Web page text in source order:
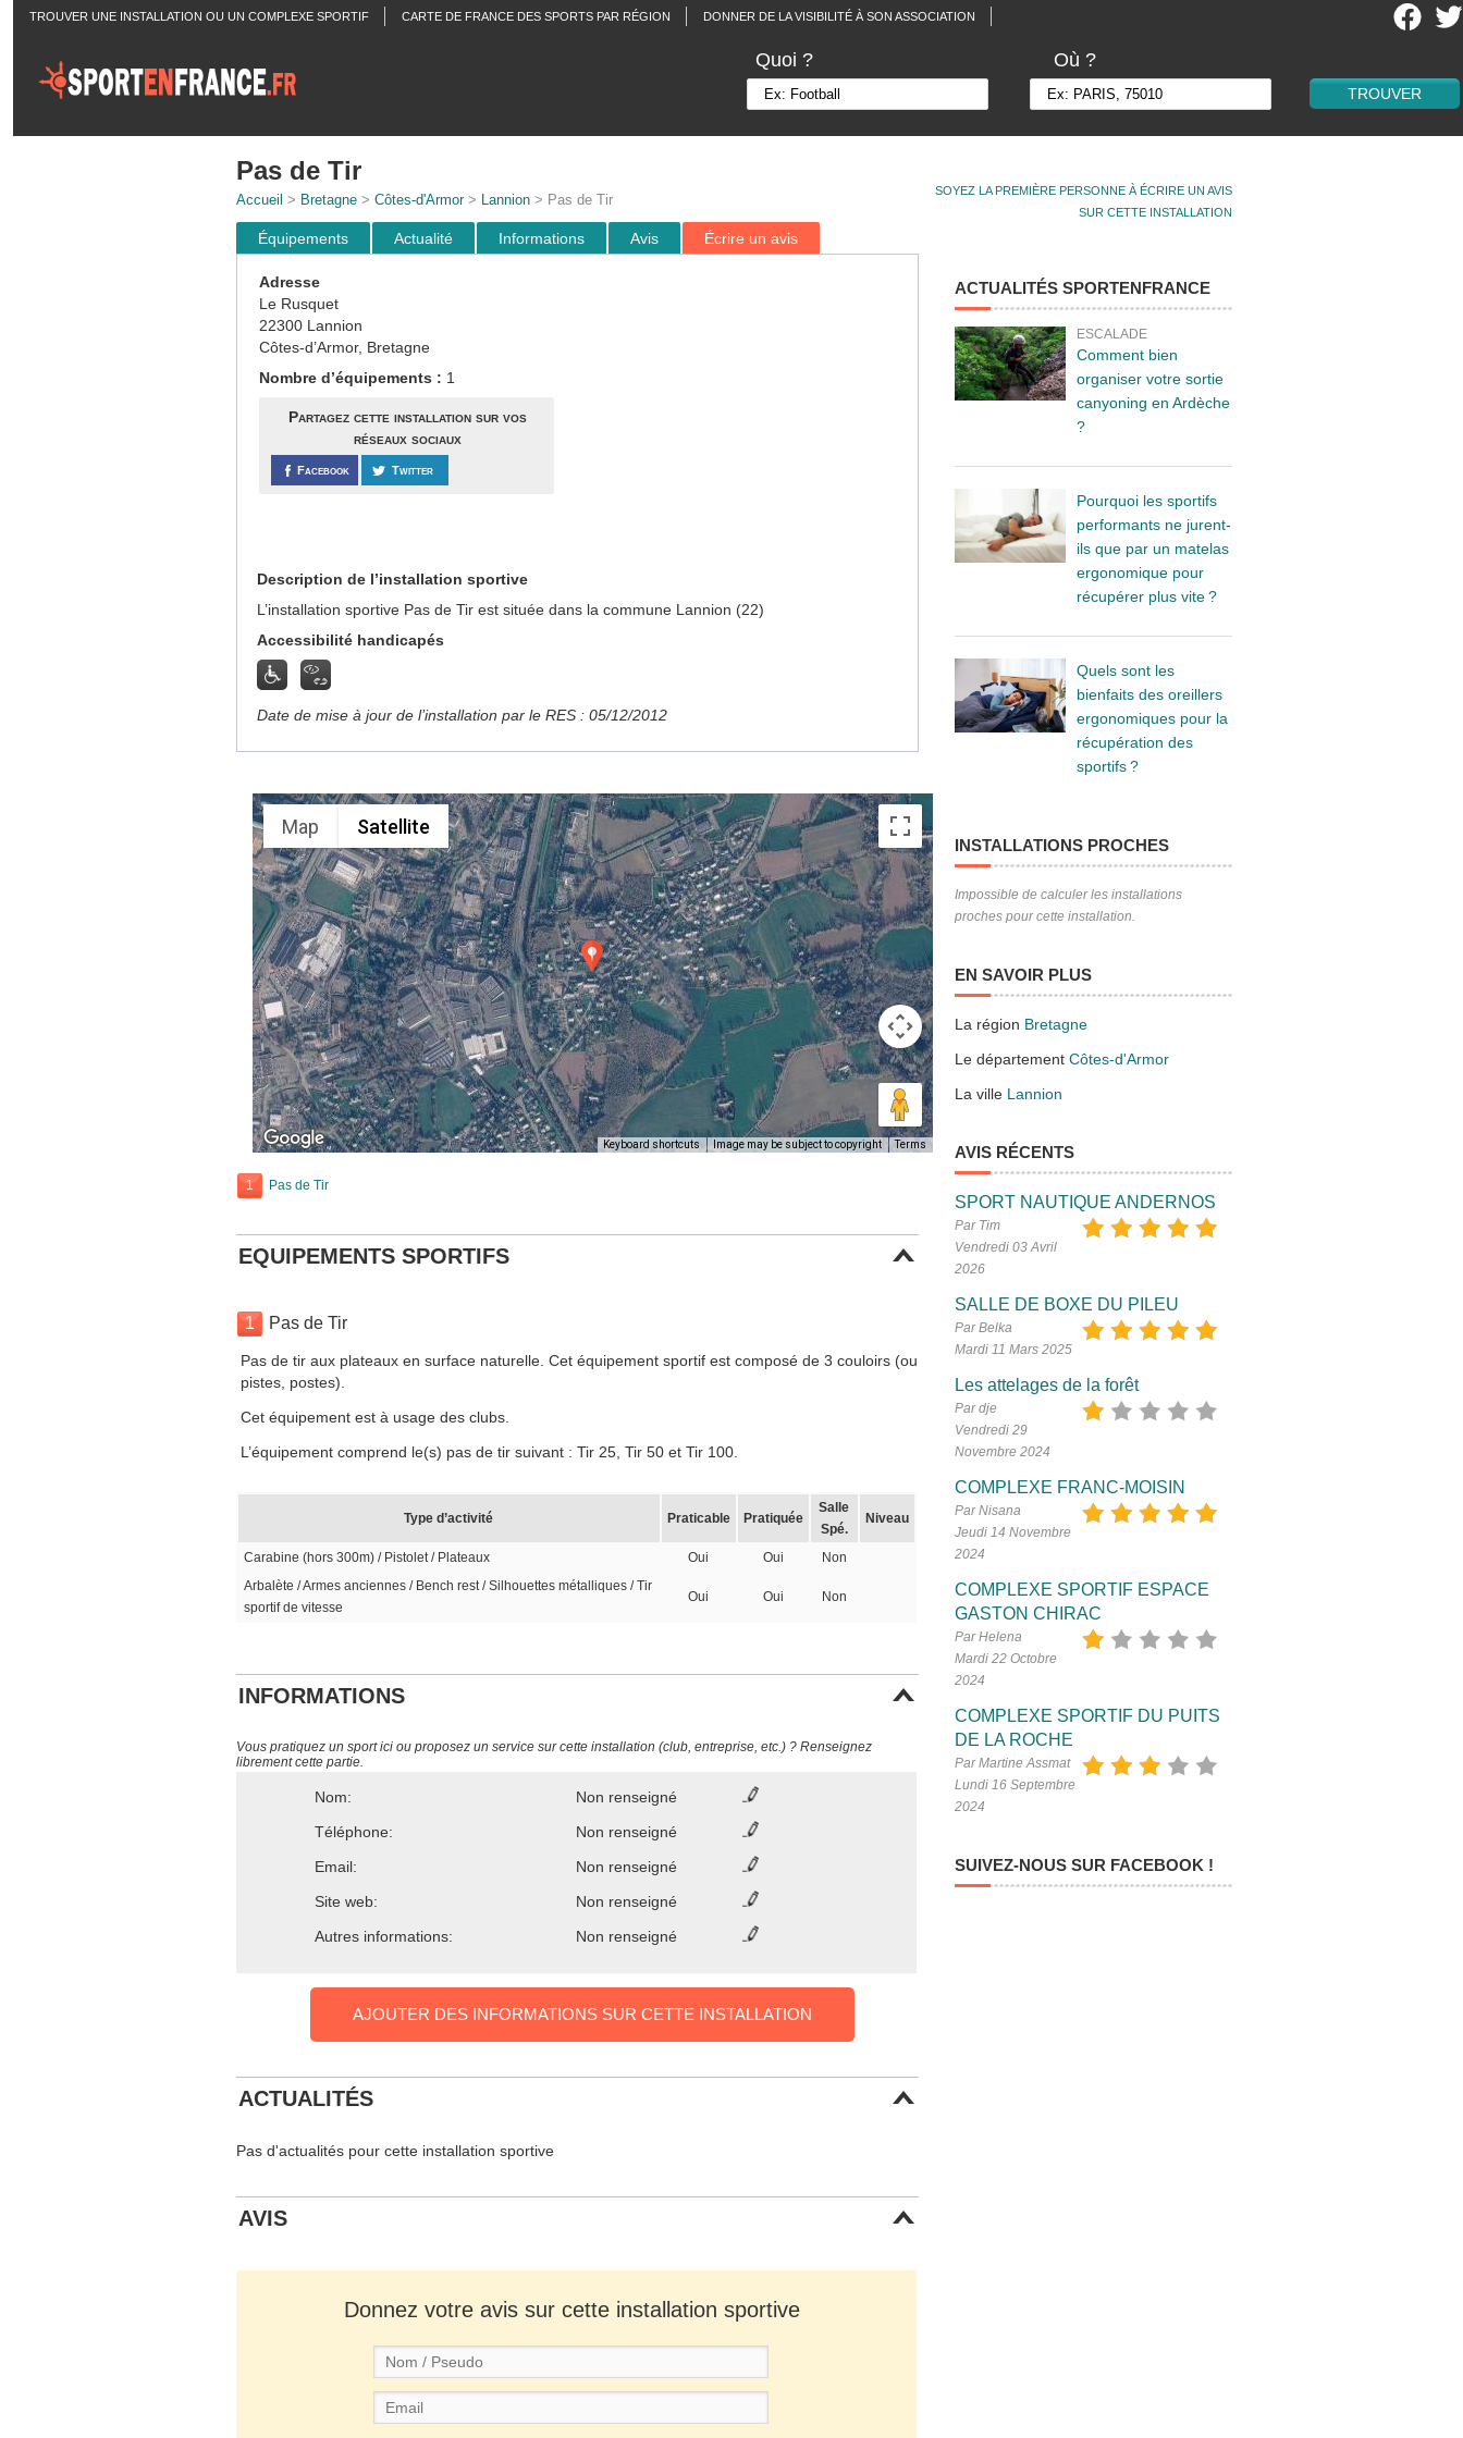
TROUVER UNE INSTALLATION OU UN COMPLEXE SPORTIF CARTE DE FRANCE DES SPORTS PAR RÉGION DONNER DE LA VISIBILITÉ À SON ASSOCIATION
Quoi ? Où ?
SOYEZ LA PREMIÈRE PERSONNE À ÉCRIRE UN AVIS
SUR CETTE INSTALLATION
Pas de Tir
Accueil > Bretagne> Côtes-d'Armor> Lannion> Pas de Tir
Équipements Actualité Informations Avis Écrire un avis
Adresse
Le Rusquet
22300 Lannion
Côtes-d’Armor, Bretagne
Nombre d’équipements : 1
Partagez cette installation sur vos
réseaux sociaux
Facebook Twitter
Description de l’installation sportive
L’installation sportive Pas de Tir est située dans la commune Lannion (22)
Accessibilité handicapés
Date de mise à jour de l’installation par le RES : 05/12/2012
Map Satellite
Keyboard shortcuts Image may be subject to copyright Terms
1 Pas de Tir
EQUIPEMENTS SPORTIFS
1 Pas de Tir
Pas de tir aux plateaux en surface naturelle. Cet équipement sportif est composé de 3 couloirs (ou
pistes, postes).
Cet équipement est à usage des clubs.
L’équipement comprend le(s) pas de tir suivant : Tir 25, Tir 50 et Tir 100.
Type d’activité Praticable Pratiquée
Salle
Spé.
Niveau
Carabine (hors 300m) / Pistolet / Plateaux Oui Oui
Non
Arbalète / Armes anciennes / Bench rest / Silhouettes métalliques / Tir
sportif de vitesse
Oui Oui Non
INFORMATIONS
Vous pratiquez un sport ici ou proposez un service sur cette installation (club, entreprise, etc.) ? Renseignez
librement cette partie.
Nom:
Non renseigné
Téléphone:
Non renseigné
Email:
Non renseigné
Site web:
Non renseigné
Autres informations:
Non renseigné
AJOUTER DES INFORMATIONS SUR CETTE INSTALLATION
ACTUALITÉS
Pas d'actualités pour cette installation sportive
AVIS
Donnez votre avis sur cette installation sportive
ACTUALITÉS SPORTENFRANCE
ESCALADE
Comment bien
organiser votre sortie
canyoning en Ardèche
?
Pourquoi les sportifs
performants ne jurent-
ils que par un matelas
ergonomique pour
récupérer plus vite ?
Quels sont les
bienfaits des oreillers
ergonomiques pour la
récupération des
sportifs ?
INSTALLATIONS PROCHES
Impossible de calculer les installations
proches pour cette installation.
EN SAVOIR PLUS
La région Bretagne
Le département Côtes-d'Armor
La ville Lannion
AVIS RÉCENTS
SPORT NAUTIQUE ANDERNOS
Par Tim
Vendredi 03 Avril
2026
SALLE DE BOXE DU PILEU
Par Belka
Mardi 11 Mars 2025
Les attelages de la forêt
Par dje
Vendredi 29
Novembre 2024
COMPLEXE FRANC-MOISIN
Par Nisana
Jeudi 14 Novembre
2024
COMPLEXE SPORTIF ESPACE
GASTON CHIRAC
Par Helena
Mardi 22 Octobre
2024
COMPLEXE SPORTIF DU PUITS
DE LA ROCHE
Par Martine Assmat
Lundi 16 Septembre
2024
SUIVEZ-NOUS SUR FACEBOOK !